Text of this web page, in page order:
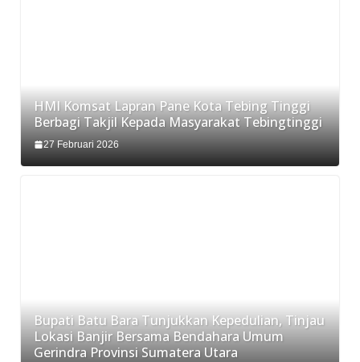
HMI Komsat Lapran Pane Kota Tebing Tinggi
Berbagi Takjil Kepada Masyarakat Tebingtinggi
27 Februari 2026
Bupati Batu Bara Tunjukkan Kepedulian, Tinjau
Lokasi Banjir Bersama Bendahara Umum
Gerindra Provinsi Sumatera Utara